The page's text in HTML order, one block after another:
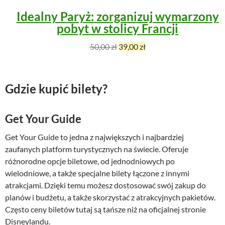
ł
.
Idealny Paryż: zorganizuj wymarzony
pobyt w stolicy Francji
50,00zł P
a
c
e
n
a
w
y
39,00złA
c
e
n
a
w
y
n
Gdzie kupić bilety?
Get Your Guide
Get Your Guide to jedna z największych i najbardziej
zaufanych platform turystycznych na świecie. Oferuje
różnorodne opcje biletowe, od jednodniowych po
wielodniowe, a także specjalne bilety łączone z innymi
atrakcjami. Dzięki temu możesz dostosować swój zakup do
planów i budżetu, a także skorzystać z atrakcyjnych pakietów.
Często ceny biletów tutaj są tańsze niż na oficjalnej stronie
Disneylandu.